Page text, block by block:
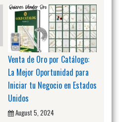
Venta de Oro por Catálogo:
La Mejor Oportunidad para
Iniciar tu Negocio en Estados
Unidos
August 5, 2024